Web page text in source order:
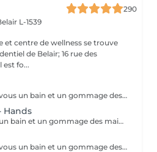
290
L-1539
et centre de wellness se trouve
de Belair; 16 rue des
est fo...
Nous avons préparé pour vous un bain et un gommage des mains aux huiles parfumées, un traitement des ongles et des cuticules, ainsi qu'un massage des bras et des mains pour éliminer toute tension dans les muscles et les os des bras et des mains et favoriser la relaxation.
Hands
Nous vous avons préparé un bain et un gommage des mains à l'huile légèrement parfumée, un traitement des ongles et des cuticules et un massage des bras et des mains pour éliminer toute tension dans les muscles et les os des bras et des mains et favoriser la relaxation.
Nous avons préparé pour vous un bain et un gommage des mains à l'huile parfumée, un traitement des ongles et des cuticules et un massage des bras et des mains pour éliminer toute tension dans les muscles et les os des bras et des mains et favoriser la relaxation. Ce soin est suivi de l'application d'un vernis à ongles de votre choix.